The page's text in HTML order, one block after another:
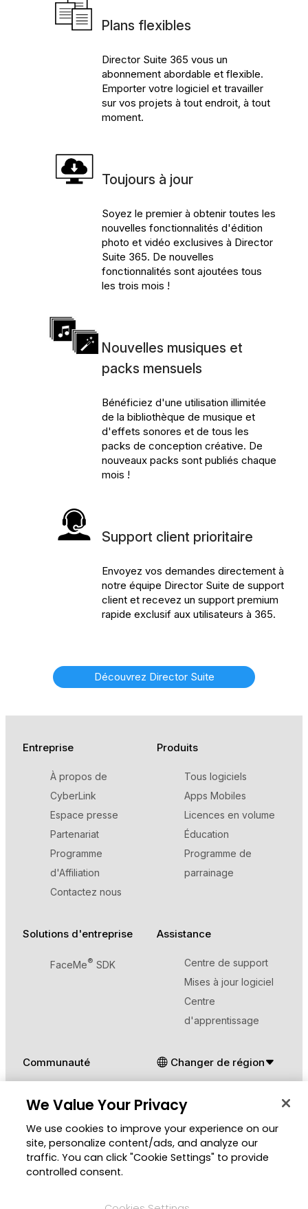
Plans flexibles
Director Suite 365 vous un
abonnement abordable et flexible.
Emporter votre logiciel et travailler
sur vos projets à tout endroit, à tout
moment.
Toujours à jour
Soyez le premier à obtenir toutes les
nouvelles fonctionnalités d'édition
photo et vidéo exclusives à Director
Suite 365. De nouvelles
fonctionnalités sont ajoutées tous
les trois mois !
Nouvelles musiques et
packs mensuels
Bénéficiez d'une utilisation illimitée
de la bibliothèque de musique et
d'effets sonores et de tous les
packs de conception créative. De
nouveaux packs sont publiés chaque
mois !
Support client prioritaire
Envoyez vos demandes directement à
notre équipe Director Suite de support
client et recevez un support premium
rapide exclusif aux utilisateurs à 365.
Découvrez Director Suite
Entreprise
À propos de
CyberLink
Espace presse
Partenariat
Programme
d'Affiliation
Contactez nous
Produits
Tous logiciels
Apps Mobiles
Licences en volume
Éducation
Programme de
parrainage
Solutions d'entreprise
FaceMe® SDK
Assistance
Centre de support
Mises à jour logiciel
Centre
d'apprentissage
Communauté
Blog
Suivez-nous
Changer de région
We Value Your Privacy
We use cookies to improve your experience on our
site, personalize content/ads, and analyze our
traffic. You can click "Cookie Settings" to provide
controlled consent.